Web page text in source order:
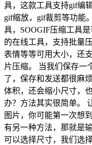
具，这款工具支持gif编
gif缩放，gif裁剪等功能
具，SOOGIF压缩工具
的在线工具，支持批量
表情等等可用大小，还
片压缩。 当我们保存一
了，保存和发送都很麻
体积，还会缩小尺寸，
办？方法其实很简单。
图片，你可能第一次想
有另一种方法，那就是
可以选择尺寸，我们选